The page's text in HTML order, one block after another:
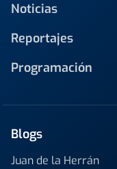
Noticias
Reportajes
Programación
Blogs
Juan de la Herrán